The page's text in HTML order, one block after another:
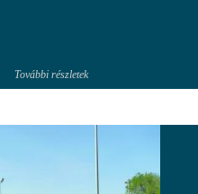
További részletek